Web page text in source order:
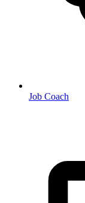
Job Coach